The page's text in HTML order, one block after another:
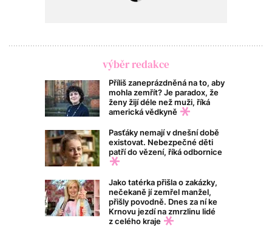
výběr redakce
Příliš zaneprázdněná na to, aby
mohla zemřít? Je paradox, že
ženy žijí déle než muži, říká
americká vědkyně
Pasťáky nemají v dnešní době
existovat. Nebezpečné děti
patří do vězení, říká odbornice
Jako tatérka přišla o zakázky,
nečekaně jí zemřel manžel,
přišly povodně. Dnes za ní ke
Krnovu jezdí na zmrzlinu lidé
z celého kraje